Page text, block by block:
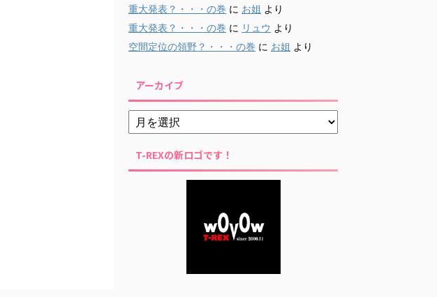
重大発表？・・・の巻 に お姐 より
重大発表？・・・の巻 に リュウ より
空間定位の領野？・・・の巻 に お姐 より
アーカイブ
T-REXの新ロゴです！